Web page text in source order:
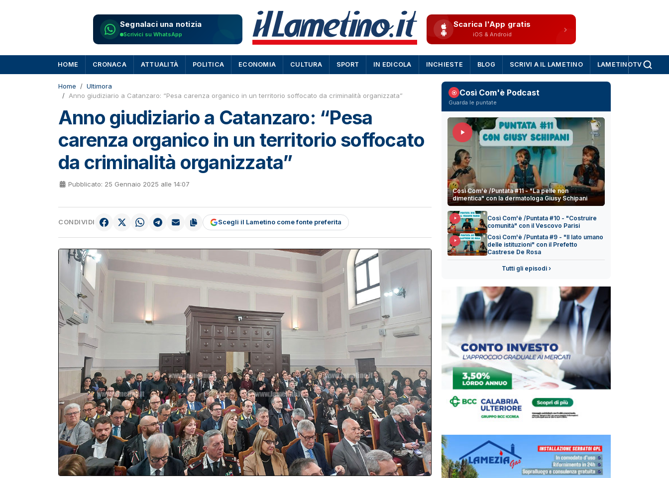
Segnalaci una notizia
Scrivici su WhatsApp
Scarica l'App gratis
iOS & Android
HOME CRONACA ATTUALITÀ POLITICA ECONOMIA CULTURA SPORT IN EDICOLA INCHIESTE BLOG SCRIVI A IL LAMETINO LAMETINOTV
Home
Ultimora
Anno giudiziario a Catanzaro: “Pesa carenza organico in un territorio soffocato da criminalità organizzata”
Anno giudiziario a Catanzaro: “Pesa
carenza organico in un territorio soffocato
da criminalità organizzata”
Pubblicato: 25 Gennaio 2025 alle 14:07
CONDIVIDI Scegli il Lametino come fonte preferita
Così Com'è Podcast
Guarda le puntate
Così Com'è /Puntata #11 - "La pelle non
dimentica" con la dermatologa Giusy Schipani
Così Com'è /Puntata #10 - "Costruire
comunità" con il Vescovo Parisi
Così Com'è /Puntata #9 - "Il lato umano
delle istituzioni" con il Prefetto
Castrese De Rosa
Tutti gli episodi ›